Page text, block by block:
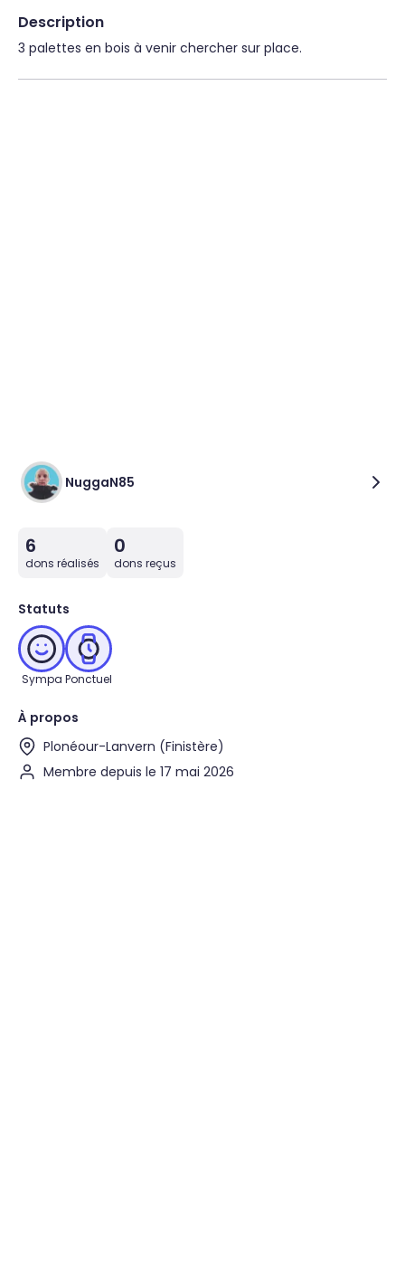
Description
3 palettes en bois à venir chercher sur place.
NuggaN85
6
dons réalisés
0
dons reçus
Statuts
Sympa Ponctuel
À propos
Plonéour-Lanvern (Finistère)
Membre depuis le 17 mai 2026